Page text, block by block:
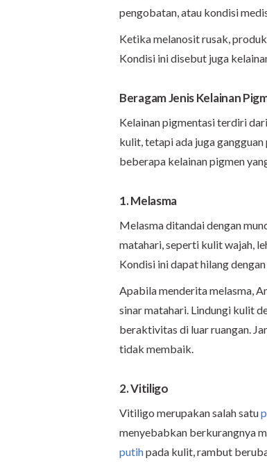
pengobatan, atau kondisi
Ketika melanosit rusak,
Kondisi ini disebut juga
Beragam Jenis Kelainan
Kelainan pigmentasi terdiri
kulit, tetapi ada juga
beberapa kelainan pigmen
1. Melasma
Melasma ditandai dengan
matahari, seperti kulit wajah,
Kondisi ini dapat hilang
Apabila menderita melasma,
sinar matahari. Lindungi kulit
beraktivitas di luar ruangan.
tidak membaik.
2. Vitiligo
Vitiligo merupakan salah satu
menyebabkan berkurangnya
putihpada kulit, rambut